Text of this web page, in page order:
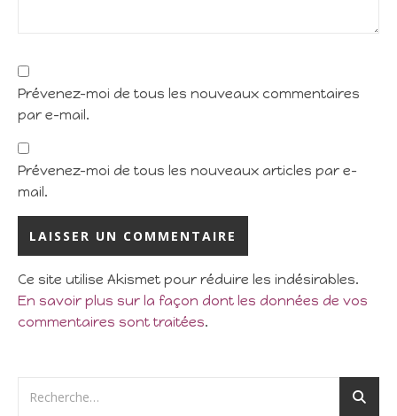
Prévenez-moi de tous les nouveaux commentaires
par e-mail.
Prévenez-moi de tous les nouveaux articles par e-
mail.
Ce site utilise Akismet pour réduire les indésirables.
En savoir plus sur la façon dont les données de vos
commentaires sont traitées.